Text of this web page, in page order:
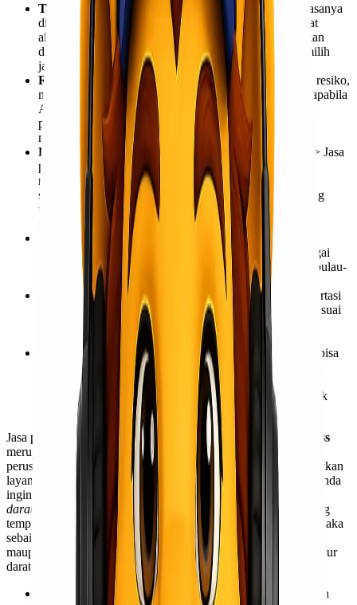
Tarif dan volume spareparts
=> perhitungan tarif biasanya
dilakukan dengan menghitung volume barang dan berat
aktual. Setelah itu, perhitungan ongkos kirim disesuaikan
dengan jarak tempuh ke tempat tujuan. Anda bisa memilih
jasa
Lionel Expressyang memiliki harga standar.
Resiko pengiriman spareparts=> untuk mengurangi resiko,
maka dibutuhkan adanya asuransi. Asuransi diberikan apabila
Anda berkenan untuk melindungi paket spareparts saat
perjalanan pengiriman. Kegunaan asuransi ini untuk
mengurangi resiko kerusakan maupun kehilangan.
Fasilitas dan layanan jasa pengiriman spareparts
=> Jasa
pengiriman memberikan sejumlah fasilitas yang sangat
memadai. Layanan ini termasuk keramahan customer
service,
sopir berpengalaman dan lain-lain. Fasilitas yang
tidak kalah penting adalah adanya sistem tracking yang
mudah diakses.
Pengiriman ke berbagai pelosok daerah
=> jasa
profesional akan mampu mengirimkan barang ke berbagai
daerah. Bahkan jasa ini bisa mengirimkan sparepart ke pulau-
pulau dan kecamatan terpencil di Indonesia.
Beragam moda Transportasi
=> Pilihan moda transportasi
memudahkan Anda melakukan pengiriman spareparts sesuai
tempat tujuan. Apabila, Anda memilih jalur laut bisa
menggunakan kapal Pelni.
Beragam Jalur Ekspedisi
=> Beragam jalur ekspedisi bisa
Anda pilih dalam mengirimkan barang sampai ke tempat
tujuan. Jalur ekspedisi meliputi, jalur darat, laut maupun
udara. Anda bisa menggunakan truk maupun mobil untuk
jalur darat atau memilih pesawat untuk jalur udara.
Jasa pengiriman untuk spareparts menggunakan
Lionel Express
merupakan solusi cerdas untuk memnuhi kebutuhan bengkel,
perusahaan maupun perlengkapan mesin. Anda bisa memanfaatkan
layanan aman dan terpercaya untuk pengiriman produk yang Anda
inginkan.
Jasa pengiriman untuk spareparts melalui
jalur
darat
sangat direkomendasikan. Tentunya, pilihan ini tergantung
tempat yang ingin Anda tuju. Apabila pengiriman antar pulau maka
sebaiknya memilih jalur darat dengan menggunakan moda truk
maupun mobil. Berikut beberapa poin penting menggunakan jalur
darat.
Harga Ekonomis
=> Harga terjangkau untuk pengiriman